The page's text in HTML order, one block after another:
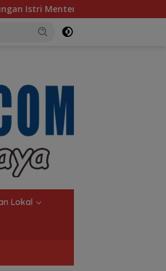
Ketua Komisi II DPR RI,
Lokal